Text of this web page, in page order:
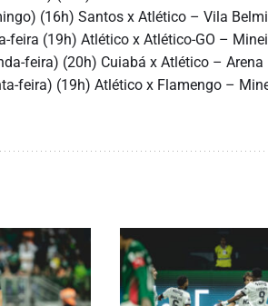
(16h) Santos x Atlético – Vila
feira (19h) Atlético x Atlético-GO –
feira) (20h) Cuiabá x Atlético – Arena
feira) (19h) Atlético x Flamengo –